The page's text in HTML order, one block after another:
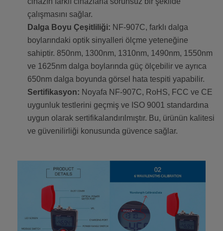
çalışmasını sağlar.
Dalga Boyu Çeşitliliği: NF-907C, farklı dalga
boylarındaki optik sinyalleri ölçme yeteneğine
sahiptir. 850nm, 1300nm, 1310nm, 1490nm, 1550nm
ve 1625nm dalga boylarında güç ölçebilir ve ayrıca
650nm dalga boyunda görsel hata tespiti yapabilir.
Sertifikasyon: Noyafa NF-907C, RoHS, FCC ve CE
uygunluk testlerini geçmiş ve ISO 9001 standardına
uygun olarak sertifikalandırılmıştır. Bu, ürünün kalitesi
ve güvenilirliği konusunda güvence sağlar.